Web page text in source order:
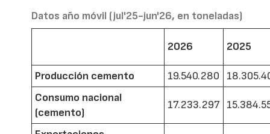
Datos año móvil (jul'25-jun'26, en toneladas)
2026 2025
Producción cemento 19.540.280
Consumo nacional
(cemento)
17.233.297